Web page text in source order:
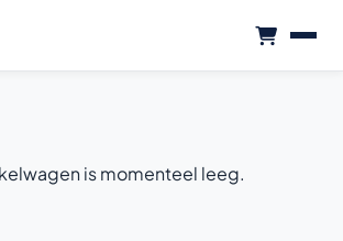
is momenteel leeg.